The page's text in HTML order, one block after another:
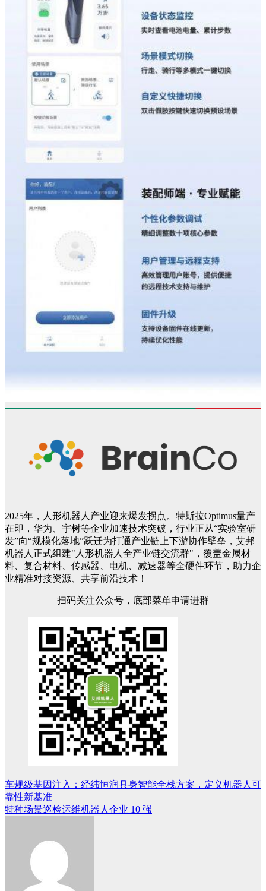
2025年，人形机器人产业迎来爆发拐点。特斯拉Optimus量产
在即，华为、宇树等企业加速技术突破，行业正从“实验室研
发”向“规模化落地”跃迁为打通产业链上下游协作壁垒，艾邦
机器人正式组建"人形机器人全产业链交流群"，覆盖金属材
料、复合材料、传感器、电机、减速器等全硬件环节，助力企
业精准对接资源、共享前沿技术！
扫码关注公众号，底部菜单申请进群
文
章
车规级基因注入：经纬恒润具身智能全栈方案，定义机器人可
靠性新基准
特种场景巡检运维机器人企业 10 强